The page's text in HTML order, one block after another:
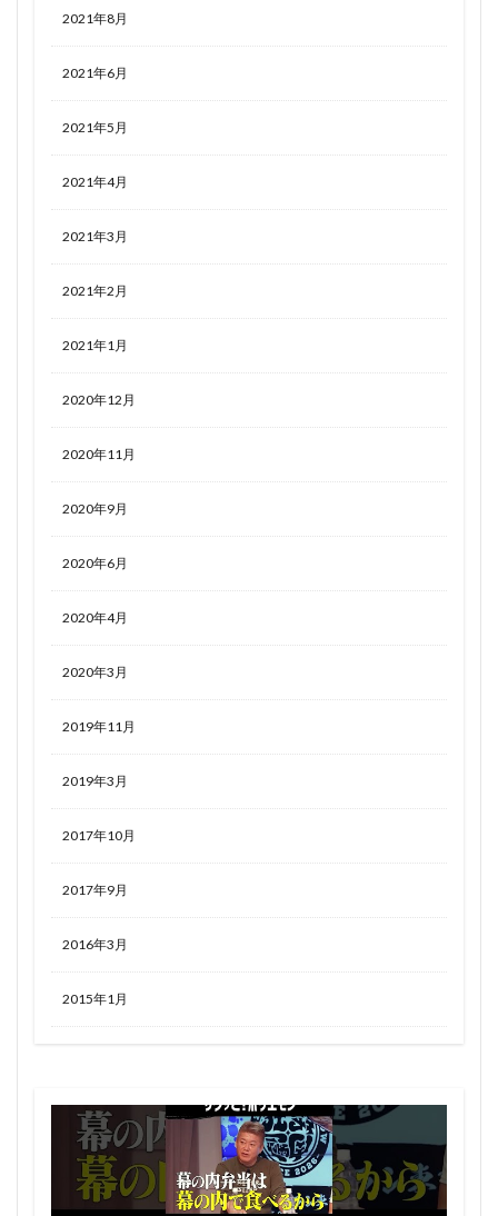
2021年8月
2021年6月
2021年5月
2021年4月
2021年3月
2021年2月
2021年1月
2020年12月
2020年11月
2020年9月
2020年6月
2020年4月
2020年3月
2019年11月
2019年3月
2017年10月
2017年9月
2016年3月
2015年1月